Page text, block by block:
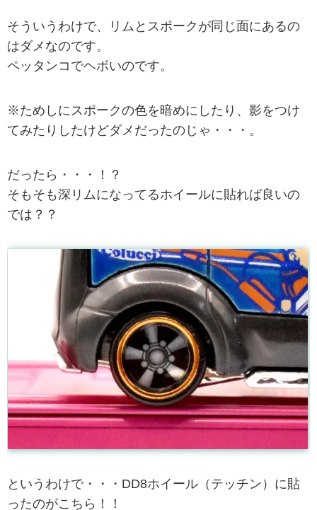
そういうわけで、リムとスポークが同じ面にあるの
はダメなのです。
ペッタンコでヘボいのです。
※ためしにスポークの色を暗めにしたり、影をつけ
てみたりしたけどダメだったのじゃ・・・。
だったら・・・！？
そもそも深リムになってるホイールに貼れば良いの
では？？
というわけで・・・DD8ホイール（テッチン）に貼
ったのがこちら！！